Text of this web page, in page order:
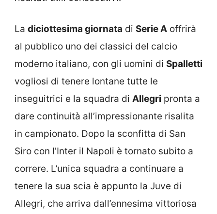
La diciottesima giornata di Serie A offrirà
al pubblico uno dei classici del calcio
moderno italiano, con gli uomini di Spalletti
vogliosi di tenere lontane tutte le
inseguitrici e la squadra di Allegri pronta a
dare continuità all’impressionante risalita
in campionato. Dopo la sconfitta di San
Siro con l’Inter il Napoli è tornato subito a
correre. L’unica squadra a continuare a
tenere la sua scia è appunto la Juve di
Allegri, che arriva dall’ennesima vittoriosa